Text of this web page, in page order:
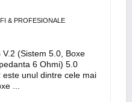
& PROFESIONALE
V.2 (Sistem 5.0, Boxe
6 Ohmi) 5.0
este unul dintre cele mai
...